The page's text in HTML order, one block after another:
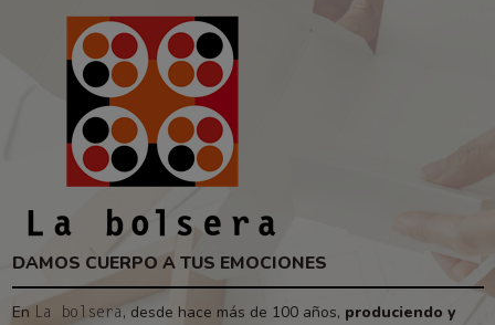
DAMOS CUERPO A TUS EMOCIONES
En La bolsera , desde hace más de 100 años, produciendo y